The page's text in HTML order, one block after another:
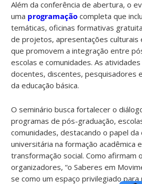
Além da conferência de abertura, o
uma programação completa que
temáticas, oficinas formativas
de projetos, apresentações culturais
que promovem a integração entre
escolas e comunidades. As
docentes, discentes, pesquisadores
da educação básica.
O seminário busca fortalecer o
programas de pós-graduação,
comunidades, destacando o papel da
universitária na formação acadêmica
transformação social. Como afirmam
organizadores, “o Saberes em
se como um espaço privilegiado para